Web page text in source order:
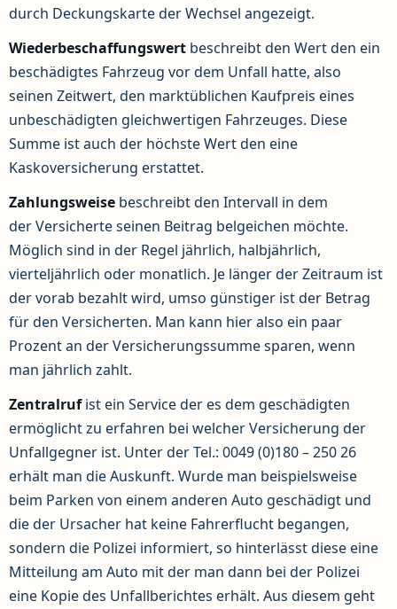
durch Deckungskarte der Wechsel angezeigt.
Wiederbeschaffungswert beschreibt den Wert den ein
beschädigtes Fahrzeug vor dem Unfall hatte, also
seinen Zeitwert, den marktüblichen Kaufpreis eines
unbeschädigten gleichwertigen Fahrzeuges. Diese
Summe ist auch der höchste Wert den eine
Kaskoversicherung erstattet.
Zahlungsweise beschreibt den Intervall in dem
der Versicherte seinen Beitrag belgeichen möchte.
Möglich sind in der Regel jährlich, halbjährlich,
vierteljährlich oder monatlich. Je länger der Zeitraum ist
der vorab bezahlt wird, umso günstiger ist der Betrag
für den Versicherten. Man kann hier also ein paar
Prozent an der Versicherungssumme sparen, wenn
man jährlich zahlt.
Zentralrufist ein Service der es dem geschädigten
ermöglicht zu erfahren bei welcher Versicherung der
Unfallgegner ist. Unter der Tel.: 0049 (0)180 – 250 26
erhält man die Auskunft. Wurde man beispielsweise
beim Parken von einem anderen Auto geschädigt und
die der Ursacher hat keine Fahrerflucht begangen,
sondern die Polizei informiert, so hinterlässt diese eine
Mitteilung am Auto mit der man dann bei der Polizei
eine Kopie des Unfallberichtes erhält. Aus diesem geht